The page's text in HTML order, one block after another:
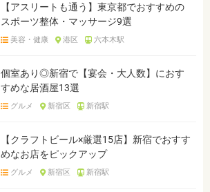
【アスリートも通う】東京都でおすすめの
スポーツ整体・マッサージ9選
美容・健康 港区 六本木駅
個室あり◎新宿で【宴会・大人数】におす
すめな居酒屋13選
グルメ 新宿区 新宿駅
【クラフトビール×厳選15店】新宿でおすす
めなお店をピックアップ
グルメ 新宿区 新宿駅